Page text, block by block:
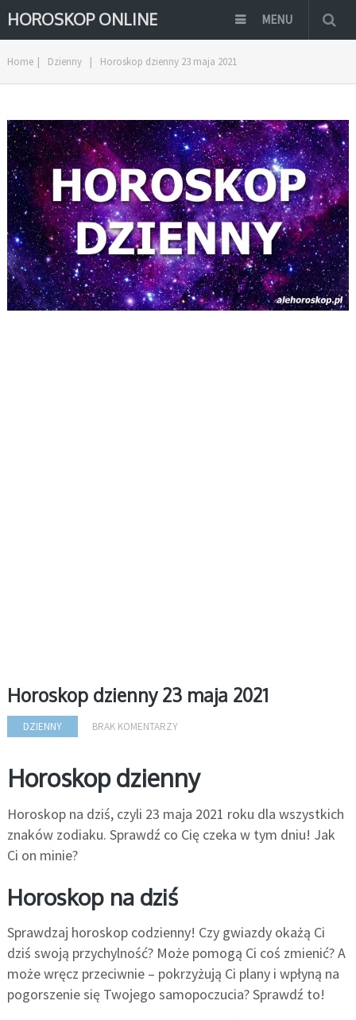
HOROSKOP ONLINE MENU
Home | Dzienny | Horoskop dzienny 23 maja 2021
Horoskop dzienny 23 maja 2021
DZIENNY BRAK KOMENTARZY
Horoskop dzienny
Horoskop na dziś, czyli 23 maja 2021 roku dla wszystkich
znaków zodiaku. Sprawdź co Cię czeka w tym dniu! Jak
Ci on minie?
Horoskop na dziś
Sprawdzaj horoskop codzienny! Czy gwiazdy okażą Ci
dziś swoją przychylność? Może pomogą Ci coś zmienić? A
może wręcz przeciwnie – pokrzyżują Ci plany i wpłyną na
pogorszenie się Twojego samopoczucia? Sprawdź to!